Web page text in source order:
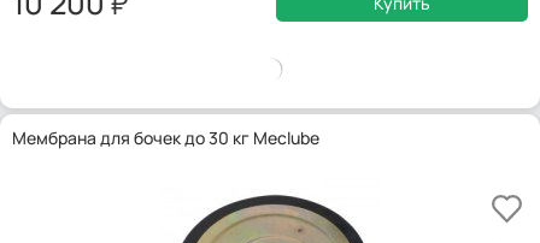
Мембрана для бочек до 30 кг Meclube